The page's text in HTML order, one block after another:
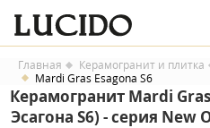
Главная Керамогранит и плитка
Mardi Gras Esagona S6
Керамогранит Mardi
Эсагона S6) - серия